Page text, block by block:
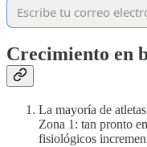
Crecimiento en
La mayoría de
Zona 1: tan pronto
fisiológicos